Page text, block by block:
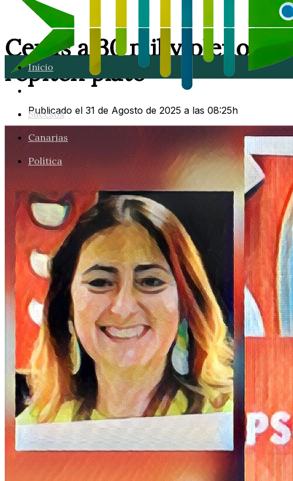
Inicio
Lanzarote
Sucesos
Canarias
Política
Cenas a 30 mil y plenos
repiten plato
Publicado el 31 de Agosto de 2025 a las 08:25h